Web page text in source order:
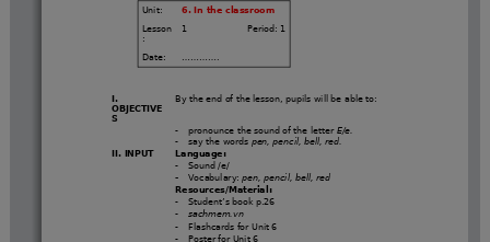
Unit:
6. In the classroom
Lesson
:
1                      Period: 1
Date:
I.
OBJECTIVE
S
By the end of the lesson, pupils will be able to:
- pronounce the sound of the letter E/e.
-
say the words pen, pencil, bell, red.
II. INPUT
Language:
-
Sound /e/
-
Vocabulary: pen, pencil, bell, red
Resources/Material:
-
Student’s book p.26
-
sachmem.vn
-
Flashcards for Unit 6
-
Poster for Unit 6